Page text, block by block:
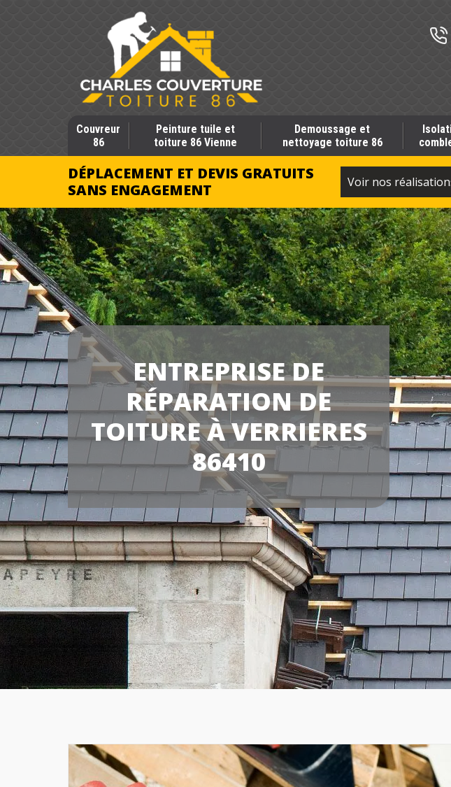
Couvreur
86
Peinture tuile et
toiture 86 Vienne
Demoussage et
nettoyage toiture 86
DÉPLACEMENT ET DEVIS GRATUITS
SANS ENGAGEMENT
Voir nos
ENTREPRISE DE
RÉPARATION DE
TOITURE À VERRIERES
86410